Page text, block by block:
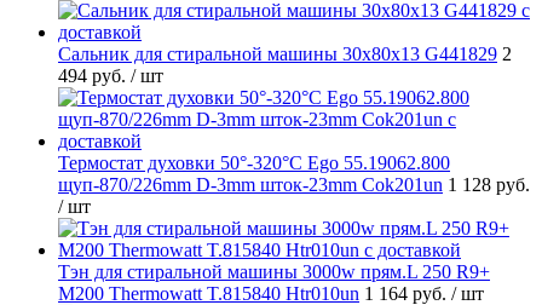
Cальник для стиральной машины 30x80x13 G441829 2
494 руб. / шт
Термостат духовки 50°-320°C Ego 55.19062.800
щуп-870/226mm D-3mm шток-23mm Cok201un 1 128 руб.
/ шт
Тэн для стиральной машины 3000w прям.L 250 R9+
M200 Thermowatt T.815840 Htr010un 1 164 руб. / шт